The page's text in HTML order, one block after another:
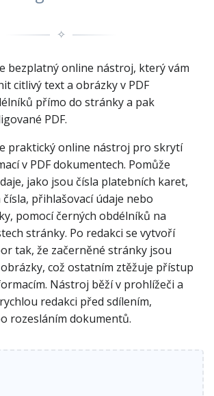
✧
bezplatný online nástroj, který vám
citlivý text a obrázky v PDF
přímo do stránky a pak
PDF.
praktický online nástroj pro skrytí
v PDF dokumentech. Pomůže
jako jsou čísla platebních karet,
čísla, přihlašovací údaje nebo
pomocí černých obdélníků na
stránky. Po redakci se vytvoří
tak, že začerněné stránky jsou
což ostatním ztěžuje přístup
Nástroj běží v prohlížeči a
redakci před sdílením,
rozesláním dokumentů.